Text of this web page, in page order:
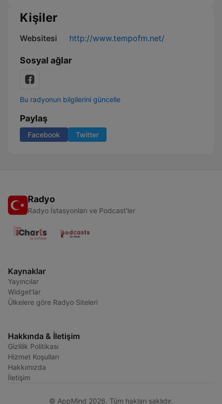
Kişiler
Websitesi http://www.tempofm.net/
Sosyal ağlar
Bu radyonun bilgilerini güncelle
Paylaş
Facebook Twitter
Radyo
Radyo İstasyonları ve Podcast'ler
Kaynaklar
Yayıncılar
Widget'lar
Ülkelere göre Radyo Siteleri
Hakkında & İletişim
Gizlilik Politikası
Hizmet Koşulları
Hakkımızda
İletişim
© AppMind 2026. Tüm hakları saklıdır.